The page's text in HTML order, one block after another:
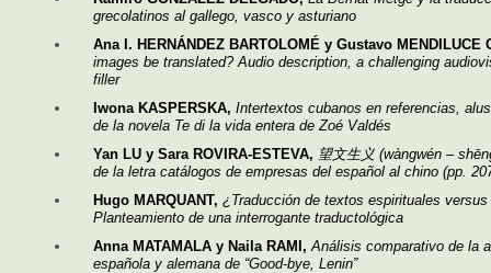
grecolatinos al gallego, vasco y asturiano
Ana I. HERNÁNDEZ BARTOLOMÉ y Gustavo MENDILUCE
images be translated? Audio description, a challenging
filler
Iwona KASPERSKA, Intertextos cubanos en referencias,
de la novela Te di la vida entera de Zoé Valdés
Yan LU y Sara ROVIRA-ESTEVA, 望文生义 (wàngwén –
de la letra catálogos de empresas del español al chino (pp.
Hugo MARQUANT, ¿Traducción de textos espirituales
Planteamiento de una interrogante traductológica
Anna MATAMALA y Naila RAMI,Análisis comparativo de la
española y alemana de “Good-bye, Lenin”